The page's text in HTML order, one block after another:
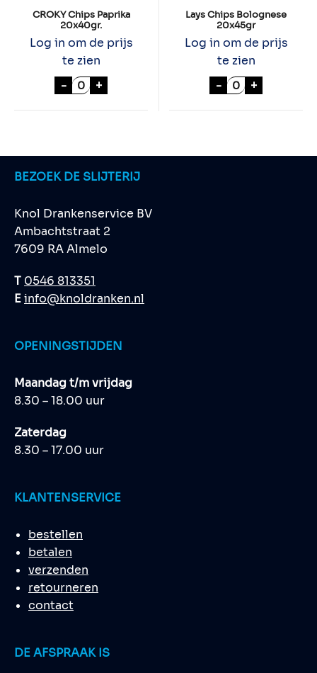
CROKY Chips Paprika
20x40gr.
Log in om de prijs
te zien
- CROKY Chips Paprika 20x40gr. aantal
+
Lays Chips Bolognese
20x45gr
Log in om de prijs
te zien
- Lays Chips
+
BEZOEK DE SLIJTERIJ
Knol Drankenservice BV
Ambachtstraat 2
7609 RA Almelo
T 0546 813351
Einfo@knoldranken.nl
OPENINGSTIJDEN
Maandag t/m vrijdag
8.30 – 18.00 uur
Zaterdag
8.30 – 17.00 uur
KLANTENSERVICE
bestellen
betalen
verzenden
retourneren
contact
DE AFSPRAAK IS